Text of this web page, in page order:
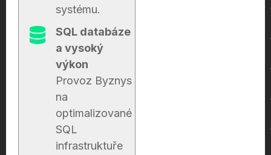
systému.
SQL databáze
a vysoký
výkon
Provoz Byznys
na
optimalizované
SQL
infrastruktuře